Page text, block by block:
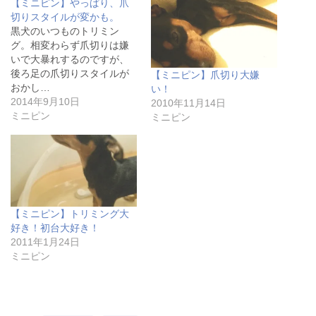
t
t
e
r
で
共
有
(
新
し
い
ウ
ィ
ン
ド
ま
共
有
す
る
に
は
ク
リ
ッ
し
て
さ
い
(
新
ウ
ィ
ン
ド
ウ
で
開
k
e
t
で
シ
ェ
ア
(
新
ド
ウ
で
開
【ミニピン】やっぱり、爪
切りスタイルが変かも。
黒犬のいつものトリミン
グ。相変わらず爪切りは嫌
いで大暴れするのですが、
後ろ足の爪切りスタイルが
おかし…
2014年9月10日
ミニピン
【ミニピン】爪切り大嫌
い！
2010年11月14日
ミニピン
【ミニピン】トリミング大
好き！初台大好き！
2011年1月24日
ミニピン